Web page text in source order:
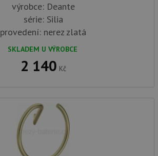
výrobce: Deante
série: Silia
provedení: nerez zlatá
SKLADEM U VÝROBCE
2 140 Kč